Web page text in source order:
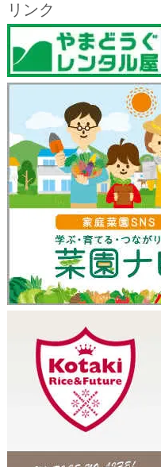
リンク